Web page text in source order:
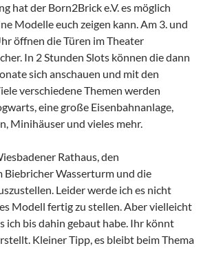
hat der Born2Brick e.V. es möglich
Modelle euch zeigen kann. Am 3. und
öffnen die Türen im Theater
In 2 Stunden Slots können die dann
sich anschauen und mit den
verschiedene Themen werden
eine große Eisenbahnanlage,
Minihäuser und vieles mehr.
Rathaus, den
Biebricher Wasserturm und die
Leider werde ich es nicht
Modell fertig zu stellen. Aber vielleicht
ich bis dahin gebaut habe. Ihr könnt
Kleiner Tipp, es bleibt beim Thema